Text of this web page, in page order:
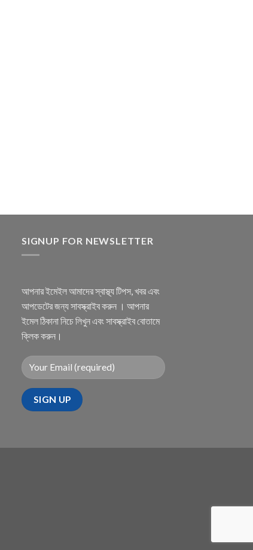
SIGNUP FOR NEWSLETTER
আপনার ইমেইল আমাদের স্বাস্থ্য টিপস, খবর এবং
আপডেটের জন্য সাবস্ক্রাইব করুন । আপনার
ইমেল ঠিকানা নিচে লিখুন এবং সাবস্ক্রাইব বোতামে
ক্লিক করুন।